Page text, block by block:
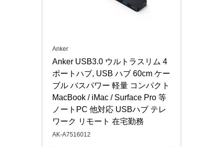
Anker
Anker USB3.0 ウルトラスリム 4
ポートハブ, USB ハブ 60cm ケー
ブル バスパワー 軽量 コンパクト
MacBook / iMac / Surface Pro 等
ノートPC 他対応 USBハブ テレ
ワーク リモート 在宅勤務
AK-A7516012